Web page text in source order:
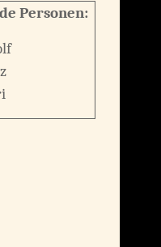
Personen: